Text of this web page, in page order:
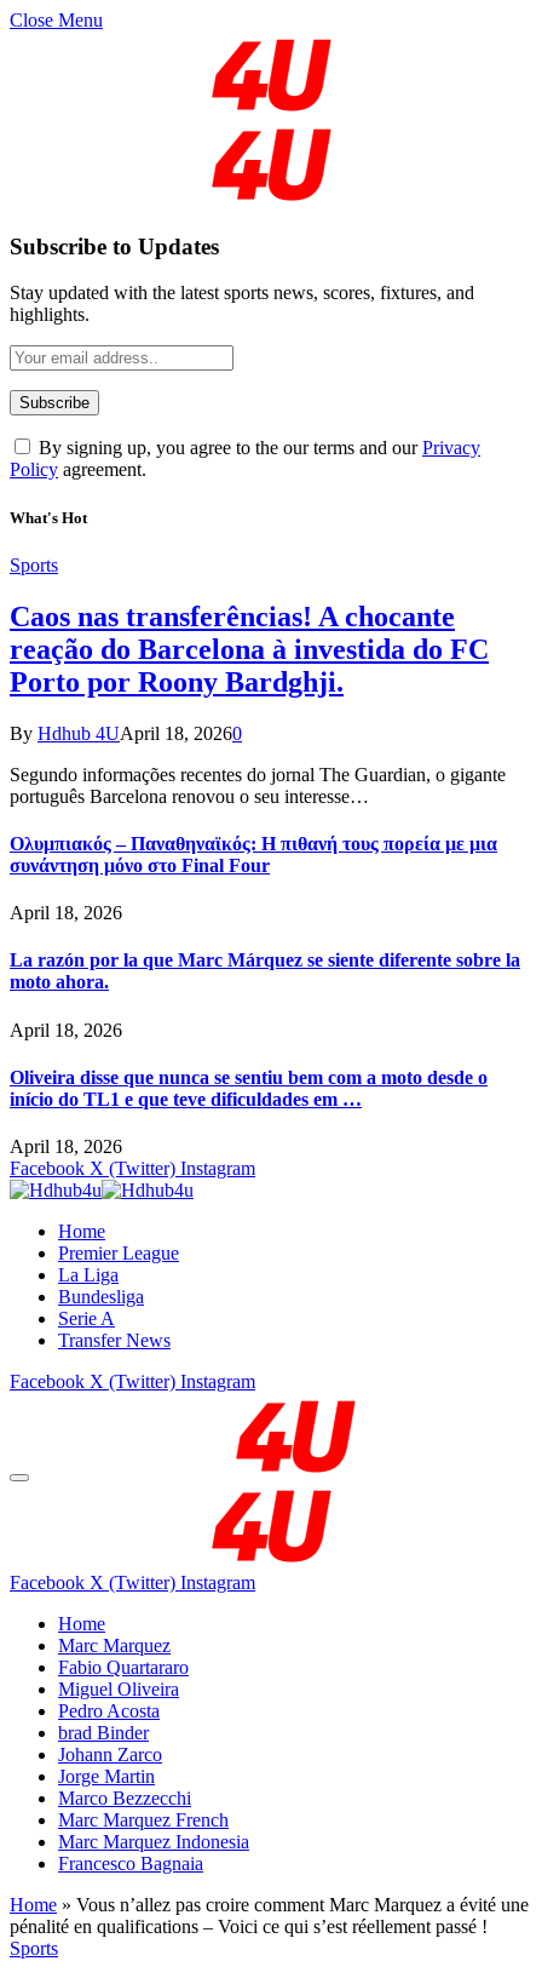
Close Menu
Subscribe to Updates
Stay updated with the latest sports news, scores, fixtures, and
highlights.
By signing up, you agree to the our terms and ourPrivacy
Policy agreement.
What's Hot
Sports
Caos nas transferências! A chocante
reação do Barcelona à investida do FC
Porto por Roony Bardghji.
By Hdhub 4UApril 18, 20260
Segundo informações recentes do jornal The Guardian, o gigante
português Barcelona renovou o seu interesse…
Ολυμπιακός – Παναθηναϊκός: Η πιθανή τους πορεία με μια
συνάντηση μόνο στο Final Four
April 18, 2026
La razón por la que Marc Márquez se siente diferente sobre la
moto ahora.
April 18, 2026
Oliveira disse que nunca se sentiu bem com a moto desde o
início do TL1 e que teve dificuldades em …
April 18, 2026
Facebook X (Twitter) Instagram
Home
Premier League
La Liga
Bundesliga
Serie A
Transfer News
Facebook X (Twitter) Instagram
Facebook X (Twitter) Instagram
Home
Marc Marquez
Fabio Quartararo
Miguel Oliveira
Pedro Acosta
brad Binder
Johann Zarco
Jorge Martin
Marco Bezzecchi
Marc Marquez French
Marc Marquez Indonesia
Francesco Bagnaia
Home » Vous n’allez pas croire comment Marc Marquez a évité une
pénalité en qualifications – Voici ce qui s’est réellement passé !
Sports